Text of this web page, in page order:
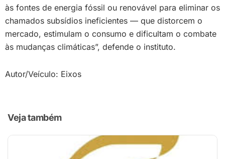
às fontes de energia fóssil ou renovável para eliminar os
chamados subsídios ineficientes — que distorcem o
mercado, estimulam o consumo e dificultam o combate
às mudanças climáticas”, defende o instituto.
Autor/Veículo: Eixos
Veja também